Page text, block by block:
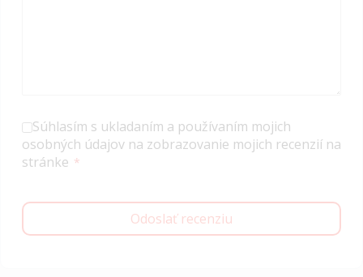
Súhlasím s ukladaním a používaním mojich
osobných údajov na zobrazovanie mojich recenzií na
stránke
Odoslať recenziu